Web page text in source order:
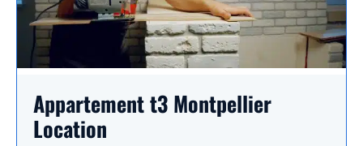
Appartement t3 Montpellier
Location